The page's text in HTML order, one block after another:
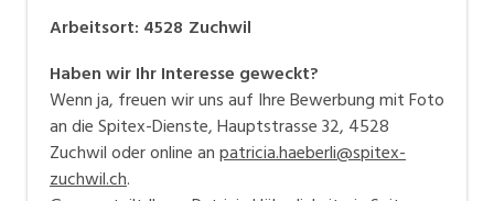
Arbeitsort: 4528 Zuchwil
Haben wir Ihr Interesse geweckt?
Wenn ja, freuen wir uns auf Ihre Bewerbung mit Foto
an die Spitex-Dienste, Hauptstrasse 32, 4528
Zuchwil oder online anpatricia.haeberli@spitex-
zuchwil.ch.